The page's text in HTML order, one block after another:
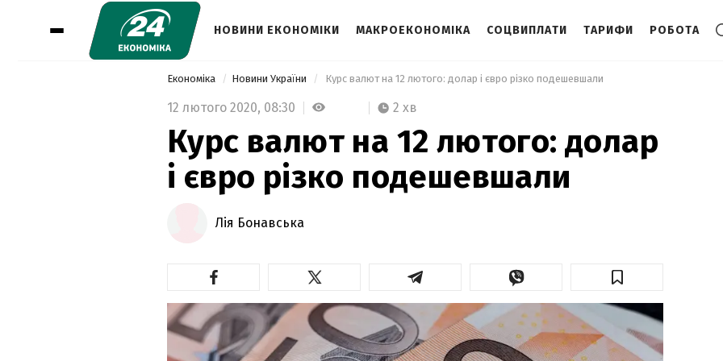
НОВИНИ ЕКОНОМІКИ МАКРОЕКОНОМІКА СОЦВИПЛАТИ ТАРИФИ РОБОТА
Економіка Новини України Курс валют на 12 лютого: долар і євро різко подешевшали
12 лютого 2020, 08:30 2 хв
Курс валют на 12 лютого: долар
і євро різко подешевшали
Лія Бонавська